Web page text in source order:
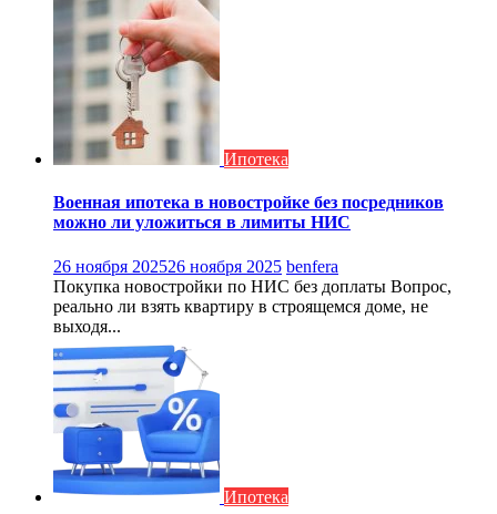
Ипотека
Военная ипотека в новостройке без посредников
можно ли уложиться в лимиты НИС
26 ноября 202526 ноября 2025 benfera
Покупка новостройки по НИС без доплаты Вопрос,
реально ли взять квартиру в строящемся доме, не
выходя...
Ипотека